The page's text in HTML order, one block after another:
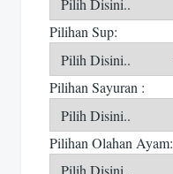
Pilihan Sup:
Pilihan Sayuran :
Pilihan Olahan Ayam: